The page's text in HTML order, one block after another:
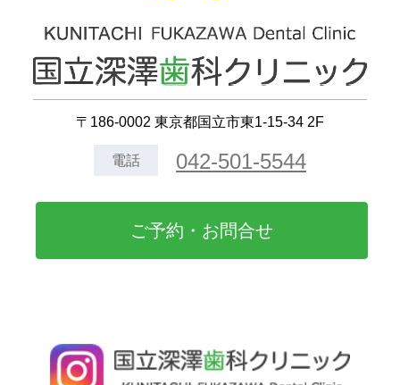
〒186-0002 東京都国立市東1-15-34 2F
電話 042-501-5544
ご予約・お問合せ